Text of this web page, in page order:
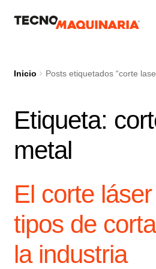
IrIr
Productos
Nosotros
Inicio Posts etiquetados “corte
Etiqueta:
metal
El corte
tipos de
la industria